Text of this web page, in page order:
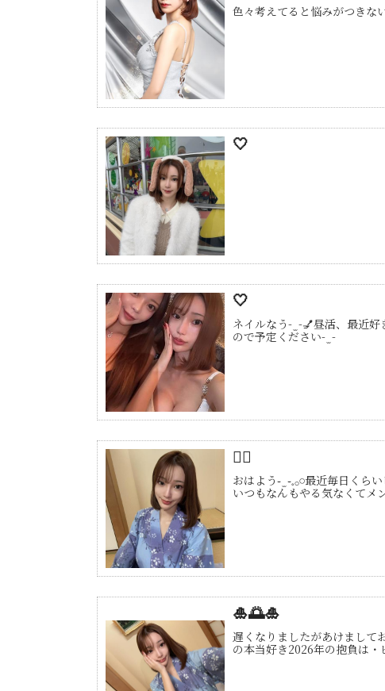
色々考えてると悩みがつきな
🤍
🤍
ネイルなう- ̫ -💅昼活、最近
ので予定ください- ̫ -
🧘‍♀️
おはよう֊ ̫ ֊𓈒𓂂𓏸最近毎日く
いつもなんもやる気なくて
🎍🌅🎍
遅くなりましたがあけまして
の本当好き2026年の抱負は